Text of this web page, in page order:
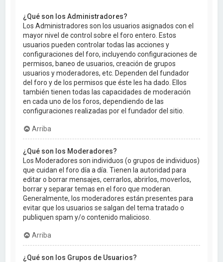
¿Qué son los Administradores?
Los Administradores son los usuarios asignados con el
mayor nivel de control sobre el foro entero. Estos
usuarios pueden controlar todas las acciones y
configuraciones del foro, incluyendo configuraciones de
permisos, baneo de usuarios, creación de grupos
usuarios y moderadores, etc. Dependen del fundador
del foro y de los permisos que éste les ha dado. Ellos
también tienen todas las capacidades de moderación
en cada uno de los foros, dependiendo de las
configuraciones realizadas por el fundador del sitio.
Arriba
¿Qué son los Moderadores?
Los Moderadores son individuos (o grupos de individuos)
que cuidan el foro día a día. Tienen la autoridad para
editar o borrar mensajes, cerrarlos, abrirlos, moverlos,
borrar y separar temas en el foro que moderan.
Generalmente, los moderadores están presentes para
evitar que los usuarios se salgan del tema tratado o
publiquen spam y/o contenido malicioso.
Arriba
¿Qué son los Grupos de Usuarios?